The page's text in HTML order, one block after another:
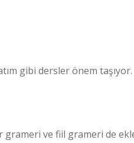
gibi dersler önem taşıyor.
ve fiil grameri de